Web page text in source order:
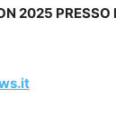
2025 PRESSO